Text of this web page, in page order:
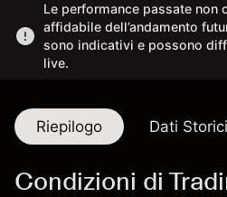
Le performance passate
affidabile dell’andamento
sono indicativi e possono
live.
Riepilogo Dati Storici
Condizioni di